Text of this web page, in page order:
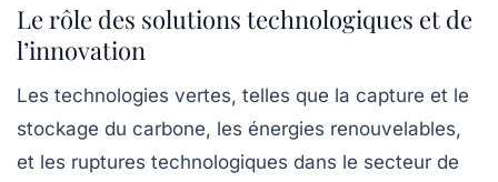
Le rôle des solutions technologiques et de
l’innovation
Les technologies vertes, telles que la capture et le
stockage du carbone, les énergies renouvelables,
et les ruptures technologiques dans le secteur de